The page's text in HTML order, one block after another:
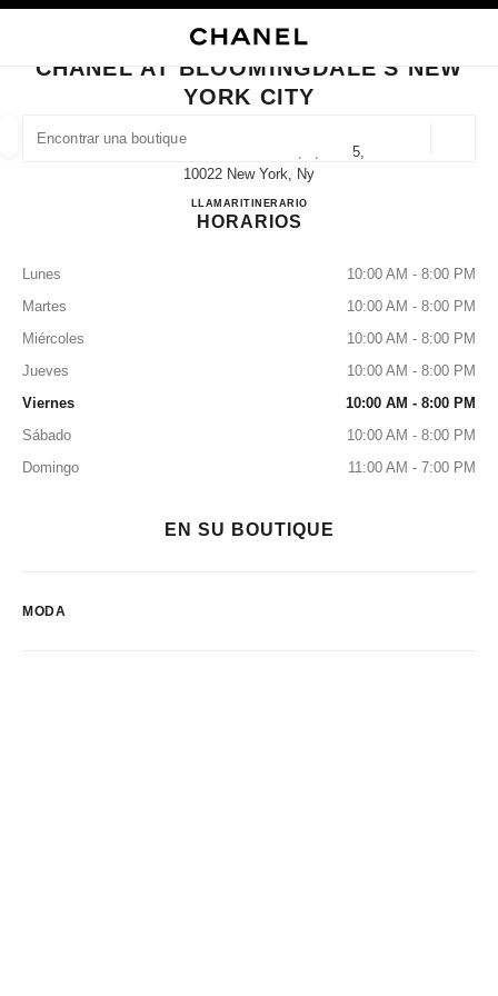
BUSCAR UNA BOUTIQUE
las sugerencias se muestran debajo de esta barra de búsqueda
0 Sugerencias disponibles
CERRAR TARJETA DE BOUTIQUE CHANEL AT BLOOMINGDALE'S NEW
CHANEL AT BLOOMINGDALE'S NEW
YORK CITY
1000 3rd Avenue Floors 1, 4, And 5,
10022 New York, Ny
LLAMAR+12127052000
ITINERARIOCHANEL at Bloomingdale's
HORARIOS
Lunes
10:00 AM - 8:00 PM
Martes
10:00 AM - 8:00 PM
Miércoles
10:00 AM - 8:00 PM
Jueves
10:00 AM - 8:00 PM
Viernes
10:00 AM - 8:00 PM
Sábado
10:00 AM - 8:00 PM
Domingo
11:00 AM - 7:00 PM
EN SU BOUTIQUE
MODA
RELOJERÍA Y JOYERÍA